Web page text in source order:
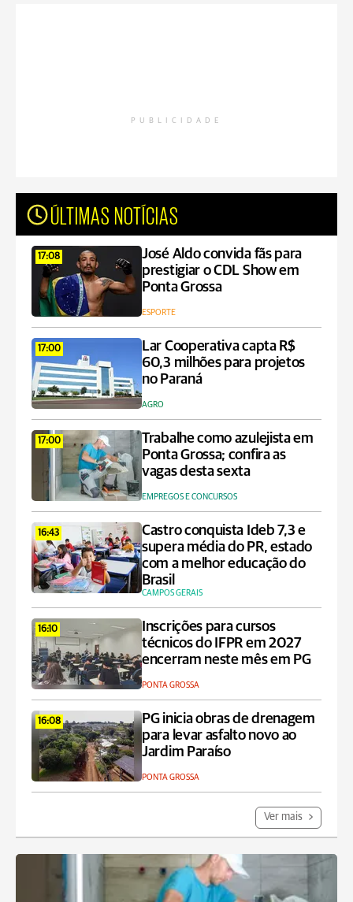
PUBLICIDADE
ÚLTIMAS NOTÍCIAS
17:08
José Aldo convida fãs para
prestigiar o CDL Show em
Ponta Grossa
ESPORTE
17:00
Lar Cooperativa capta R$
60,3 milhões para projetos
no Paraná
AGRO
17:00
Trabalhe como azulejista em
Ponta Grossa; confira as
vagas desta sexta
EMPREGOS E CONCURSOS
16:43
Castro conquista Ideb 7,3 e
supera média do PR, estado
com a melhor educação do
Brasil
CAMPOS GERAIS
16:10
Inscrições para cursos
técnicos do IFPR em 2027
encerram neste mês em PG
PONTA GROSSA
16:08
PG inicia obras de drenagem
para levar asfalto novo ao
Jardim Paraíso
PONTA GROSSA
Ver mais